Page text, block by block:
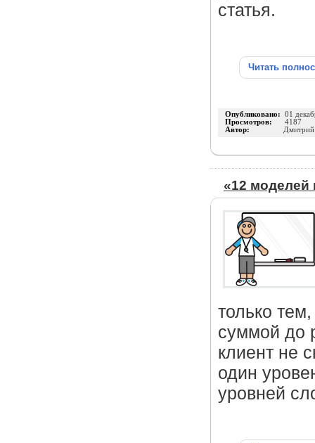
статья.
Читать
Опубликовано: 01
Просмотров: 4187
Автор: Дмитрий
«12 моделей
только
суммой до
клиент не
один
уровней